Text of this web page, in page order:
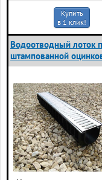
Купить
в 1 клик!
Водоотводный лоток
штампованной